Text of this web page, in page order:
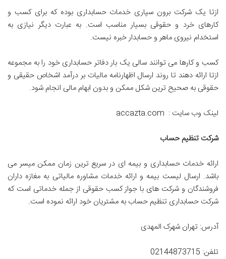
ازتا یک شرکت برون سپاری خدمات حسابداری بوده که برای کسب و
کارهای خرد و حقوقی بسیار مناسب است. به عبارت دیگر نیازی به
استخدام نیروی ماهر و حسابدار خبره نیست.
کسب و کارها می توانند سالی یک بار دفاتر حسابداری خود را به مجموعه
ازتا ارائه دهند تا روند ارسال اظهارنامه مالیات بر درآمد اشخاص حقیقی و
حقوقی به صحیح ترین شکل ممکن و بدون ابهام مالی انجام شود.
لینک وب سایت : accazta.com
شرکت تنظیم حساب
ارائه خدمات حسابداری و بیمه ای در سریع ترین زمان ممکن میسر می
باشد. ارسال لیست بیمه و ارائه خدمات مشاوره مالیاتی به مغازه داران
فروشندگان و شرکت های با جواز کسب حقوقی از جمله خدماتی است که
شرکت حسابداری تنظیم حساب به مشتریان خود ارائه نموده است.
آدرس: تهران شهرک المهدی
تلفن: 02144873715